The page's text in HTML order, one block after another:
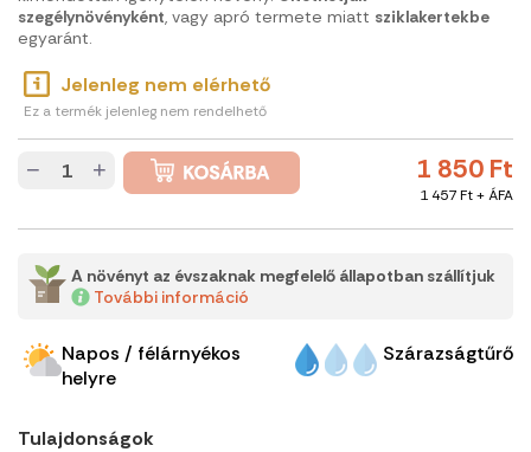
szegélynövényként, vagy apró termete miatt sziklakertekbe
egyaránt.
Jelenleg nem elérhető
Ez a termék jelenleg nem rendelhető
1 850 Ft
1 457 Ft + ÁFA
− +
A növényt az évszaknak megfelelő állapotban szállítjuk
További információ
Napos / félárnyékos
helyre
Szárazságtűrő
Tulajdonságok